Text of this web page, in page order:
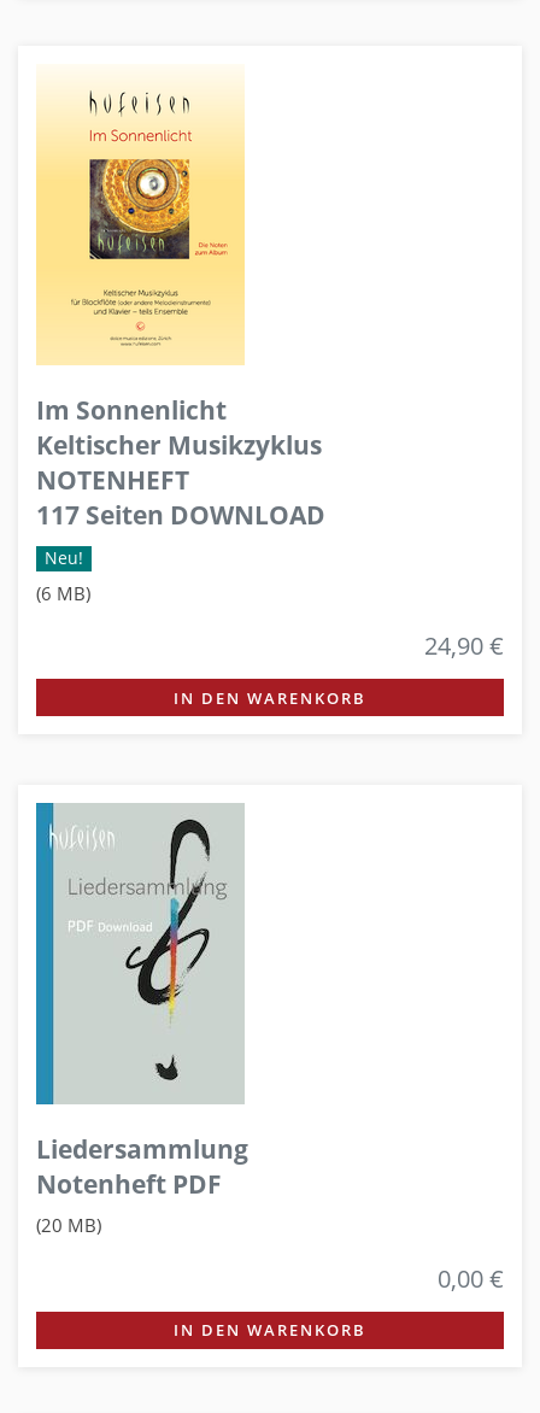
Im Sonnenlicht
Keltischer Musikzyklus
NOTENHEFT
117 Seiten DOWNLOAD
Neu!
(6 MB)
24,90 €
IN DEN WARENKORB
Liedersammlung
Notenheft PDF
(20 MB)
0,00 €
IN DEN WARENKORB